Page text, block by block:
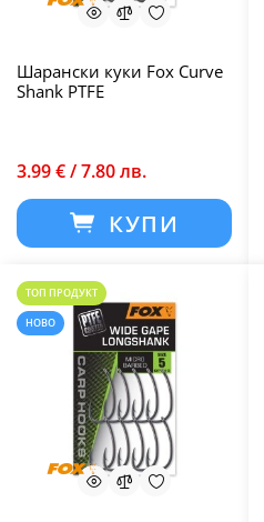
Шарански куки Fox Curve
Shank PTFE
3.99 € / 7.80 лв.
КУПИ
ТОП ПРОДУКТ
НОВО